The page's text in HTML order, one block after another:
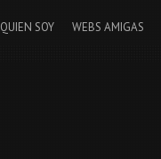
QUIEN SOY WEBS AMIGAS